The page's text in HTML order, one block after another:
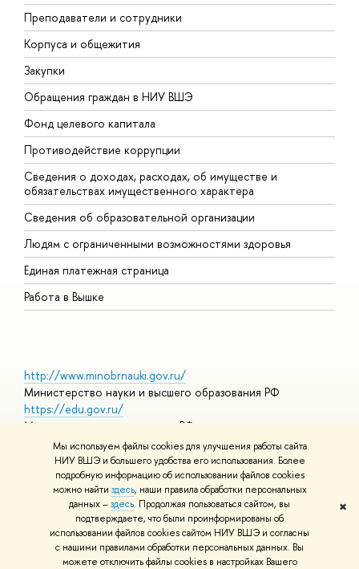
Мы используем файлы cookies для улучшения работы сайта
НИУ ВШЭ и большего удобства его использования. Более
подробную информацию об использовании файлов cookies
можно найти здесь, наши правила обработки персональных
данных –здесь. Продолжая пользоваться сайтом, вы
подтверждаете, что были проинформированы об
использовании файлов cookies сайтом НИУ ВШЭ и согласны
с нашими правилами обработки персональных данных. Вы
можете отключить файлы cookies в настройках Вашего
✖
Преподаватели и сотрудники
Корпуса и общежития
Закупки
Обращения граждан в НИУ ВШЭ
Фонд целевого капитала
Противодействие коррупции
Сведения о доходах, расходах, об имуществе и
обязательствах имущественного характера
Сведения об образовательной организации
Людям с ограниченными возможностями здоровья
Единая платежная страница
Работа в Вышке
http://www.minobrnauki.gov.ru/
Министерство науки и высшего образования РФ
https://edu.gov.ru/
Министерство просвещения РФ
https://elearning.hse.ru/mooc
Массовые открытые онлайн-курсы
© НИУ ВШЭ 1993–2026 Адреса и контактыУсловия
использования материалов Политика конфиденциальности
Шрифты HSE Sans и HSE Slab разработаны вШколе дизайна НИУ